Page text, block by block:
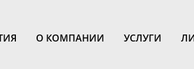
О КОМПАНИИ УСЛУГИ